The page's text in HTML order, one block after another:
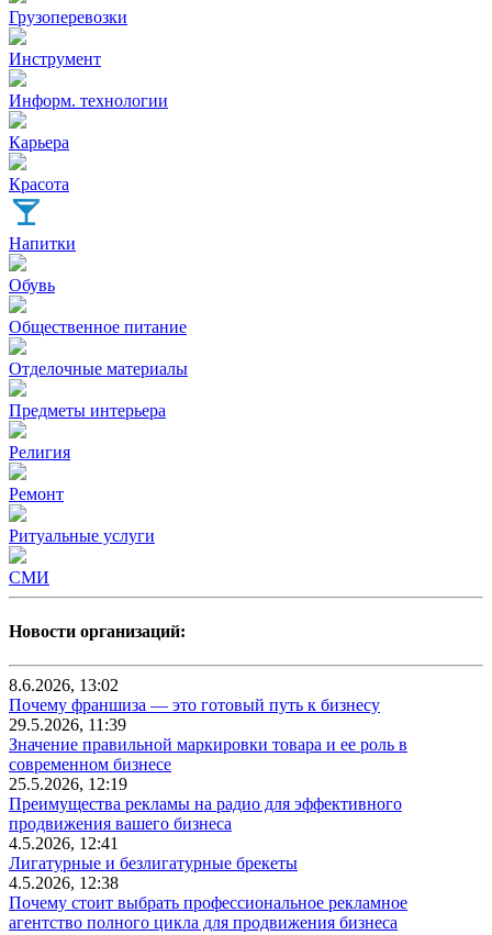
Грузоперевозки
Инструмент
Информ. технологии
Карьера
Красота
Напитки
Обувь
Общественное питание
Отделочные материалы
Предметы интерьера
Религия
Ремонт
Ритуальные услуги
СМИ
Новости организаций:
8.6.2026, 13:02
Почему франшиза — это готовый путь к бизнесу
29.5.2026, 11:39
Значение правильной маркировки товара и ее роль в
современном бизнесе
25.5.2026, 12:19
Преимущества рекламы на радио для эффективного
продвижения вашего бизнеса
4.5.2026, 12:41
Лигатурные и безлигатурные брекеты
4.5.2026, 12:38
Почему стоит выбрать профессиональное рекламное
агентство полного цикла для продвижения бизнеса